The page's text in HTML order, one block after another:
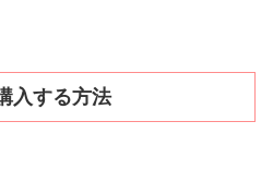
入する方法